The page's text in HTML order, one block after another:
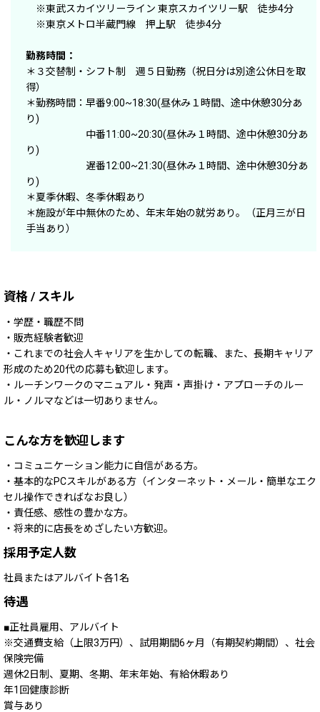
※東武スカイツリーライン 東京スカイツリー駅 徒歩4分
※東京メトロ半蔵門線 押上駅 徒歩4分
勤務時間：
＊３交替制・シフト制 週５日勤務（祝日分は別途公休日を取
得）
＊勤務時間：早番9:00~18:30(昼休み１時間、途中休憩30分あ
り)
中番11:00~20:30(昼休み１時間、途中休憩30分あ
り)
遅番12:00~21:30(昼休み１時間、途中休憩30分あ
り)
＊夏季休暇、冬季休暇あり
＊施設が年中無休のため、年末年始の就労あり。（正月三が日
手当あり）
資格 / スキル
・学歴・職歴不問
・販売経験者歓迎
・これまでの社会人キャリアを生かしての転職、また、長期キャリア
形成のため20代の応募も歓迎します。
・ルーチンワークのマニュアル・発声・声掛け・アプローチのルー
ル・ノルマなどは一切ありません。
こんな方を歓迎します
・コミュニケーション能力に自信がある方。
・基本的なPCスキルがある方（インターネット・メール・簡単なエク
セル操作できればなお良し）
・責任感、感性の豊かな方。
・将来的に店長をめざしたい方歓迎。
採用予定人数
社員またはアルバイト各1名
待遇
正社員雇用、アルバイト
※交通費支給（上限3万円）、試用期間6ヶ月（有期契約期間）、社会
保険完備
週休2日制、夏期、冬期、年末年始、有給休暇あり
年1回健康診断
賞与あり